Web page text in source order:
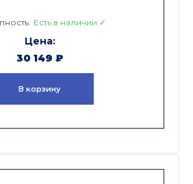
Есть в наличии ✓
30 149 ₽
В корзину